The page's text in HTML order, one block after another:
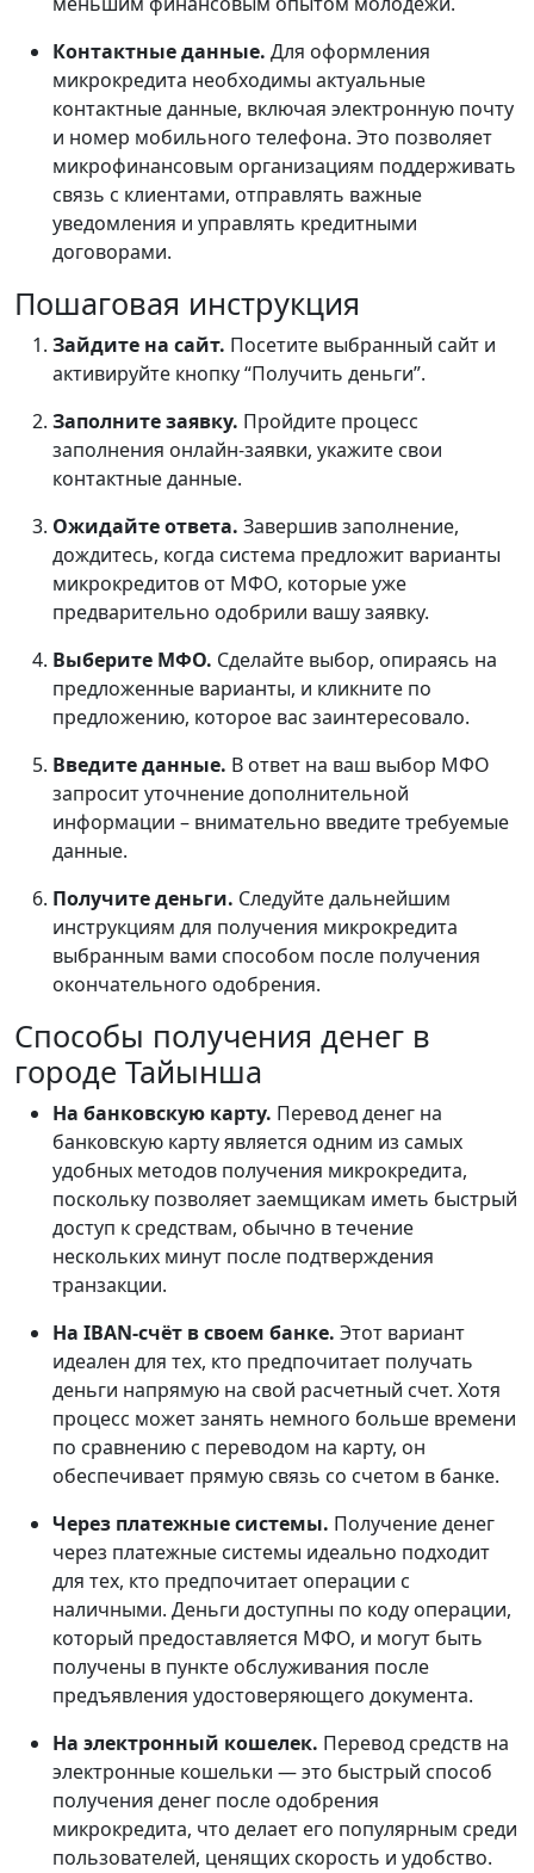
Контактные данные. Для оформления
микрокредита необходимы актуальные
контактные данные, включая электронную почту
и номер мобильного телефона. Это позволяет
микрофинансовым организациям поддерживать
связь с клиентами, отправлять важные
уведомления и управлять кредитными
договорами.
Пошаговая инструкция
Зайдите на сайт. Посетите выбранный сайт и
активируйте кнопку “Получить деньги”.
Заполните заявку. Пройдите процесс
заполнения онлайн-заявки, укажите свои
контактные данные.
Ожидайте ответа. Завершив заполнение,
дождитесь, когда система предложит варианты
микрокредитов от МФО, которые уже
предварительно одобрили вашу заявку.
Выберите МФО. Сделайте выбор, опираясь на
предложенные варианты, и кликните по
предложению, которое вас заинтересовало.
Введите данные. В ответ на ваш выбор МФО
запросит уточнение дополнительной
информации – внимательно введите требуемые
данные.
Получите деньги. Следуйте дальнейшим
инструкциям для получения микрокредита
выбранным вами способом после получения
окончательного одобрения.
Способы получения денег в
городе Тайынша
На банковскую карту. Перевод денег на
банковскую карту является одним из самых
удобных методов получения микрокредита,
поскольку позволяет заемщикам иметь быстрый
доступ к средствам, обычно в течение
нескольких минут после подтверждения
транзакции.
На IBAN-счёт в своем банке. Этот вариант
идеален для тех, кто предпочитает получать
деньги напрямую на свой расчетный счет. Хотя
процесс может занять немного больше времени
по сравнению с переводом на карту, он
обеспечивает прямую связь со счетом в банке.
Через платежные системы. Получение денег
через платежные системы идеально подходит
для тех, кто предпочитает операции с
наличными. Деньги доступны по коду операции,
который предоставляется МФО, и могут быть
получены в пункте обслуживания после
предъявления удостоверяющего документа.
На электронный кошелек. Перевод средств на
электронные кошельки — это быстрый способ
получения денег после одобрения
микрокредита, что делает его популярным среди
пользователей, ценящих скорость и удобство.